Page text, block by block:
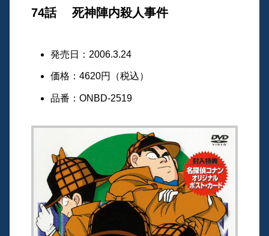
74話 死神陣内殺人事件
発売日：2006.3.24
価格：4620円（税込）
品番：ONBD-2519